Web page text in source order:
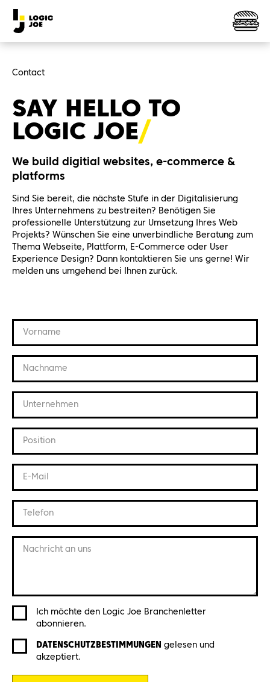
Contact
SAY HELLO TO
LOGIC JOE
We build digitial websites, e-commerce &
platforms
Sind Sie bereit, die nächste Stufe in der Digitalisierung
Ihres Unternehmens zu bestreiten? Benötigen Sie
professionelle Unterstützung zur Umsetzung Ihres Web
Projekts? Wünschen Sie eine unverbindliche Beratung zum
Thema Webseite, Plattform, E-Commerce oder User
Experience Design? Dann kontaktieren Sie uns gerne! Wir
melden uns umgehend bei Ihnen zurück.
Vorname
Nachname
Unternehmen
Position
E-Mail
Telefon
Nachricht an uns
Ich möchte den Logic Joe Branchenletter
abonnieren.
DATENSCHUTZBESTIMMUNGEN gelesen und
akzeptiert.